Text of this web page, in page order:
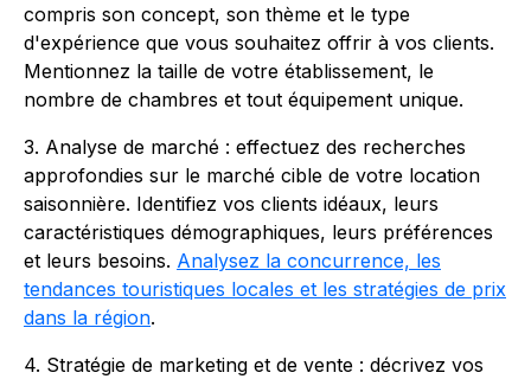
compris son concept, son thème et le type
d'expérience que vous souhaitez offrir à vos clients.
Mentionnez la taille de votre établissement, le
nombre de chambres et tout équipement unique.
3. Analyse de marché : effectuez des recherches
approfondies sur le marché cible de votre location
saisonnière. Identifiez vos clients idéaux, leurs
caractéristiques démographiques, leurs préférences
et leurs besoins. Analysez la concurrence, les
tendances touristiques locales et les stratégies de prix
dans la région.
4. Stratégie de marketing et de vente : décrivez vos